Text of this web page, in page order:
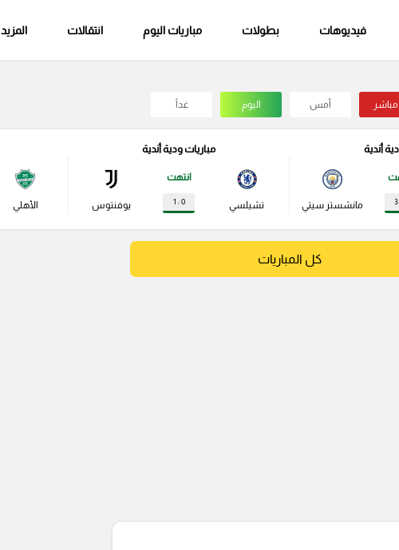
فيديوهات بطولات مباريات اليوم انتقالات المزيد
مباشر أمس اليوم غداً
أندية
مانشستر سيتي
مباريات ودية أندية
تشيلسي
انتهت
0 : 1 يوفنتوس الأهلي
كل المباريات